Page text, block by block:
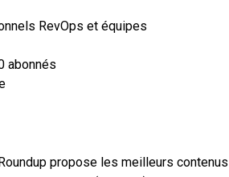
RevOps et équipes
abonnés
propose les meilleurs contenus